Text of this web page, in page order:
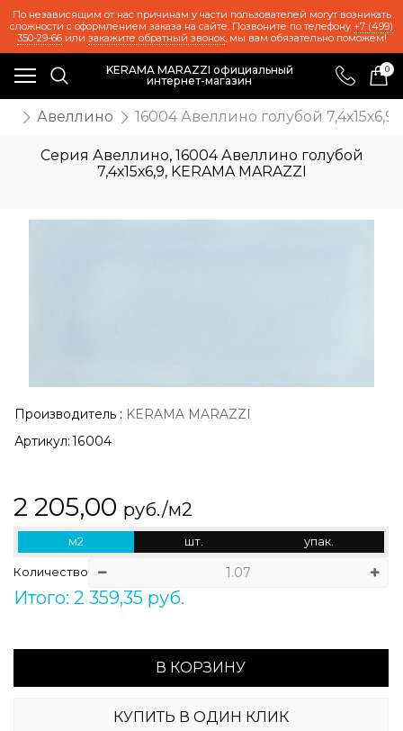
По независящим от нас причинам у части пользователей могут возникать
сложности с оформлением заказа на сайте. Позвоните по телефону +7 (499)
350-29-66или закажите обратный звонок, мы вам обязательно поможем!
KERAMA MARAZZI официальный
интернет-магазин
0
Авеллино 16004 Авеллино голубой 7,4х15х6,9
Серия Авеллино, 16004 Авеллино голубой
7,4х15х6,9, KERAMA MARAZZI
Производитель : KERAMA MARAZZI
Артикул: 16004
2 205,00 руб./м2
м2 шт. упак.
Количество
Итого: 2 359,35 руб.
В КОРЗИНУ
КУПИТЬ В ОДИН КЛИК